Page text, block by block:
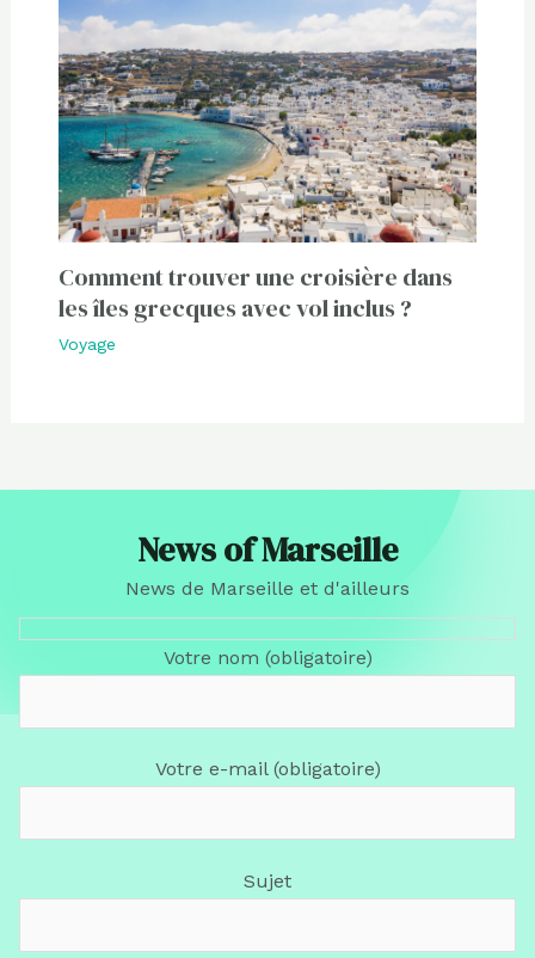
Comment trouver une croisière dans
les îles grecques avec vol inclus ?
Voyage
News of Marseille
News de Marseille et d'ailleurs
Votre nom (obligatoire)
Votre e-mail (obligatoire)
Sujet